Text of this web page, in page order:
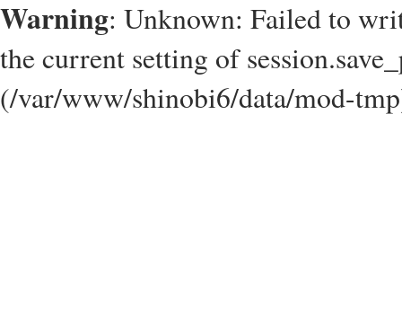
Warning: Unknown: Failed to
the current setting of
(/var/www/shinobi6/data/mod-